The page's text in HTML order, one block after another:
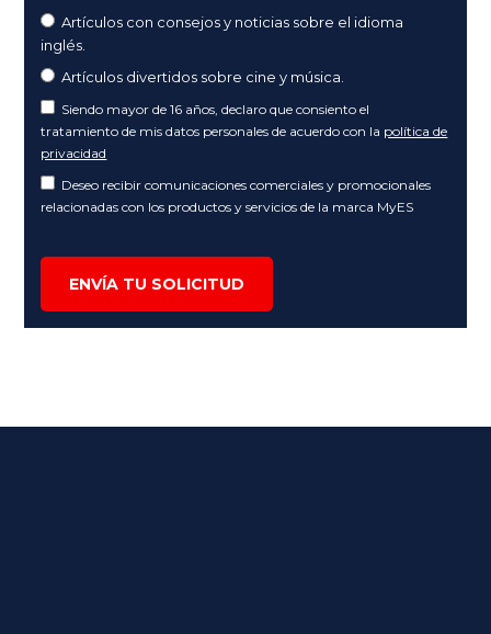
Artículos con consejos y noticias sobre el idioma
inglés.
Artículos divertidos sobre cine y música.
Siendo mayor de 16 años, declaro que consiento el
tratamiento de mis datos personales de acuerdo con la política de
privacidad
Deseo recibir comunicaciones comerciales y promocionales
relacionadas con los productos y servicios de la marca MyES
ENVÍA TU SOLICITUD